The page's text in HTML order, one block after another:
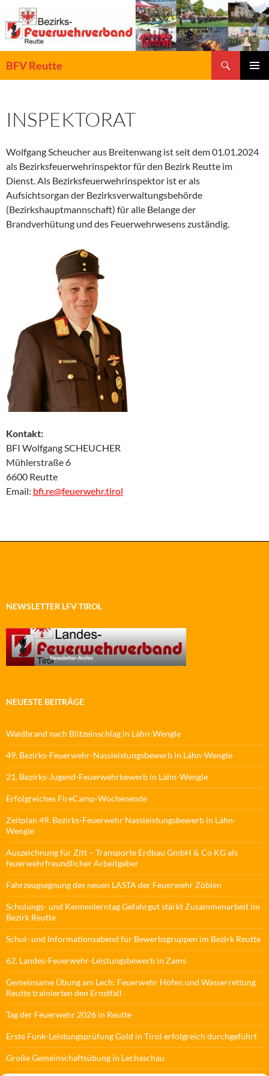
Inhalt
springen
BFV Reutte
INSPEKTORAT
Wolfgang Scheucher aus Breitenwang ist seit dem 01.01.2024
als Bezirksfeuerwehrinspektor für den Bezirk Reutte im
Dienst. Als Bezirksfeuerwehrinspektor ist er als
Aufsichtsorgan der Bezirksverwaltungsbehörde
(Bezirkshauptmannschaft) für alle Belange der
Brandverhütung und des Feuerwehrwesens zuständig.
Kontakt:
BFI Wolfgang SCHEUCHER
Mühlerstraße 6
6600 Reutte
Email: bfi.re@feuerwehr.tirol
NEWSLETTER LFV TIROL
NEUESTE BEITRÄGE
Waldbrand nach Blitzeinschlag in Lähn-Wengle
49. Bezirks-Feuerwehr-Nassleistungsbewerb in Lähn-Wengle
21. Bezirks-Jugend-Feuerwehrbewerb in Lähn-Wengle
Erfolgreiches FireCamp-Wochenende
Zeitplan 49. Bezirks-Feuerwehr Nassleistungsbewerb in Lähn-
Wengle
Auszeichnung für Zitt – Transporte Erdbau GmbH & Co KG als
feuerwehrfreundlicher Arbeitgeber
Fahrzeugsegnung des neuen LASTA der Feuerwehr Zöblen
Schulungs- und Kennenlerntag Gefahrgut stärkt Zusammenarbeit im
Bezirk Reutte
Schul- und Informationsabend für Bewerbsgruppen im Bezirk Reutte
62. Landes-Feuerwehr-Leistungsbewerb in Zams
Gemeinsame Übung am Lech: Feuerwehr Höfen und Wasserrettung
Reutte trainierten den Ernstfall
Tag der Feuerwehr 2026 in Reutte
Erste Funk-Leistungsprüfung Gold in Tirol erfolgreich durchgeführt
Große Gemeinschaftsübung in Lechaschau